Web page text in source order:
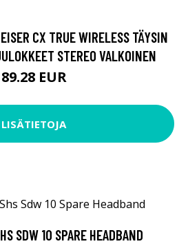
CX TRUE WIRELESS TÄYSIN
STEREO VALKOINEN
89.28 EUR
LISÄTIETOJA
SDW 10 SPARE HEADBAND